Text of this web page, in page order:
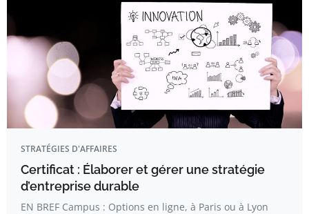
STRATÉGIES D'AFFAIRES
Certificat : Élaborer et gérer une stratégie
d’entreprise durable
EN BREF Campus : Options en ligne, à Paris ou à Lyon